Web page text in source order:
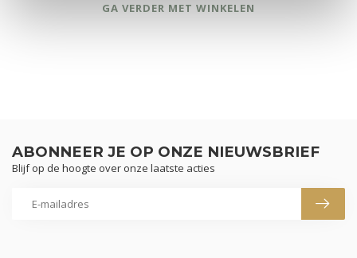
GA VERDER MET WINKELEN
ABONNEER JE OP ONZE NIEUWSBRIEF
Blijf op de hoogte over onze laatste acties